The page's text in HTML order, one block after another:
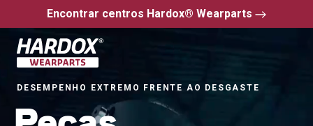
Encontrar centros Hardox® Wearparts
DESEMPENHO EXTREMO FRENTE AO DESGASTE